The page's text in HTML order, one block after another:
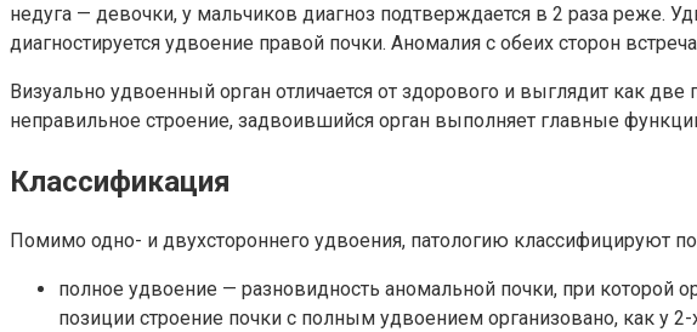
недуга — девочки, у мальчиков диагноз подтверждается в 2 раза реже.
диагностируется удвоение правой почки. Аномалия с обеих сторон
Визуально удвоенный орган отличается от здорового и выглядит как
неправильное строение, задвоившийся орган выполняет главные
Классификация
Помимо одно- и двухстороннего удвоения, патологию классифицируют
полное удвоение — разновидность аномальной почки, при которой
позиции строение почки с полным удвоением организовано, как у